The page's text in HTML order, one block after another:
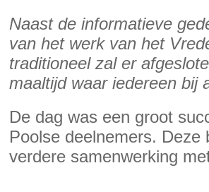
Naast de informatieve
van het werk van het
traditioneel zal er
maaltijd waar iedereen bij
De dag was een groot
Poolse deelnemers.
verdere samenwerking